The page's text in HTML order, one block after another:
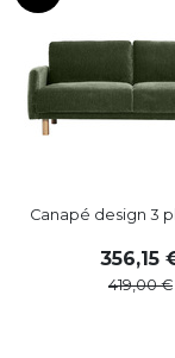
Canapé design 3
356,15
419,00